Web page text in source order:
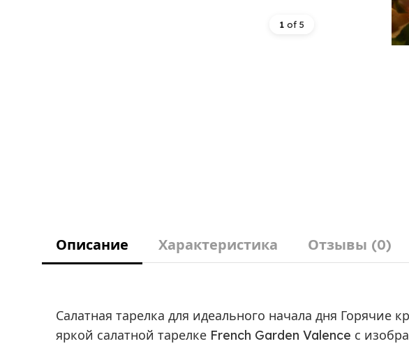
1 of5
Описание Характеристика Отзывы (0)
Салатная тарелка для идеального начала дня Горячие
яркой салатной тарелке French Garden Valence с